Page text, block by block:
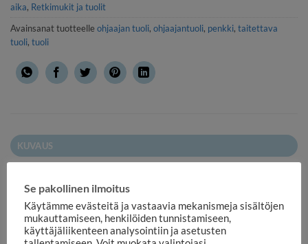
aika, Retkimukit ja tuolit
Avainsanat tuotteelle ohjaajan tuoli, ohjaajantuoli, penkki, taitettava
tuoli, tuoli
KUVAUS
Ohjaajantuoli, kokoontaittuva.
Laadukas koivusta valmistettu ohjaajantuoli - Lahjaidea!
Se pakollinen ilmoitus
Käytämme evästeitä ja vastaavia mekanismeja sisältöjen
mukauttamiseen, henkilöiden tunnistamiseen,
käyttäjäliikenteen analysointiin ja asetusten